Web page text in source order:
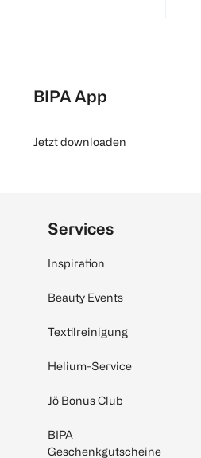
BIPA App
Jetzt downloaden
Services
Inspiration
Beauty Events
Textilreinigung
Helium-Service
Jö Bonus Club
BIPA
Geschenkgutscheine